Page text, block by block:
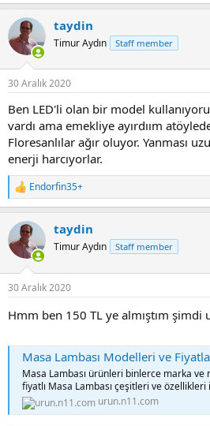
taydin
Timur Aydın Staff member
30 Aralık 2020
Ben LED'li olan bir model
vardı ama emekliye ayırdıım
Floresanlılar ağır oluyor. Yanması
enerji harcıyorlar.
R
e
c
t
i
s
Endorfin35+
taydin
Timur Aydın Staff member
30 Aralık 2020
Hmm ben 150 TL ye almıştım şimdi
Masa Lambası Modelleri ve
Masa Lambası ürünleri binlerce marka
fiyatlı Masa Lambası çeşitleri ve özellikleri
urun.n11.com